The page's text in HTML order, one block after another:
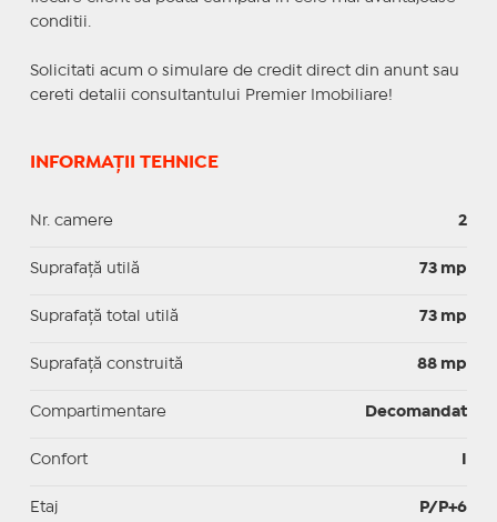
conditii.
Solicitati acum o simulare de credit direct din anunt sau
cereti detalii consultantului Premier Imobiliare!
INFORMAȚII TEHNICE
Nr. camere 2
Suprafaţă utilă 73 mp
Suprafaţă total utilă 73 mp
Suprafaţă construită 88 mp
Compartimentare Decomandat
Confort
Etaj P/P+6